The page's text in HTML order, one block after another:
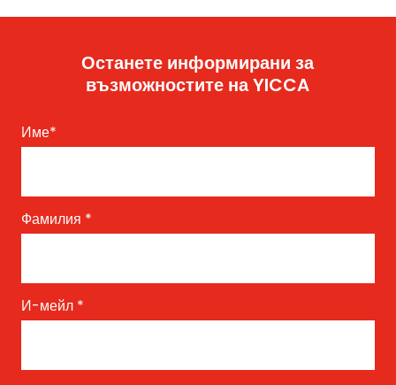
Останете информирани за
възможностите на YICCA
Име*
Фамилия *
И-мейл *